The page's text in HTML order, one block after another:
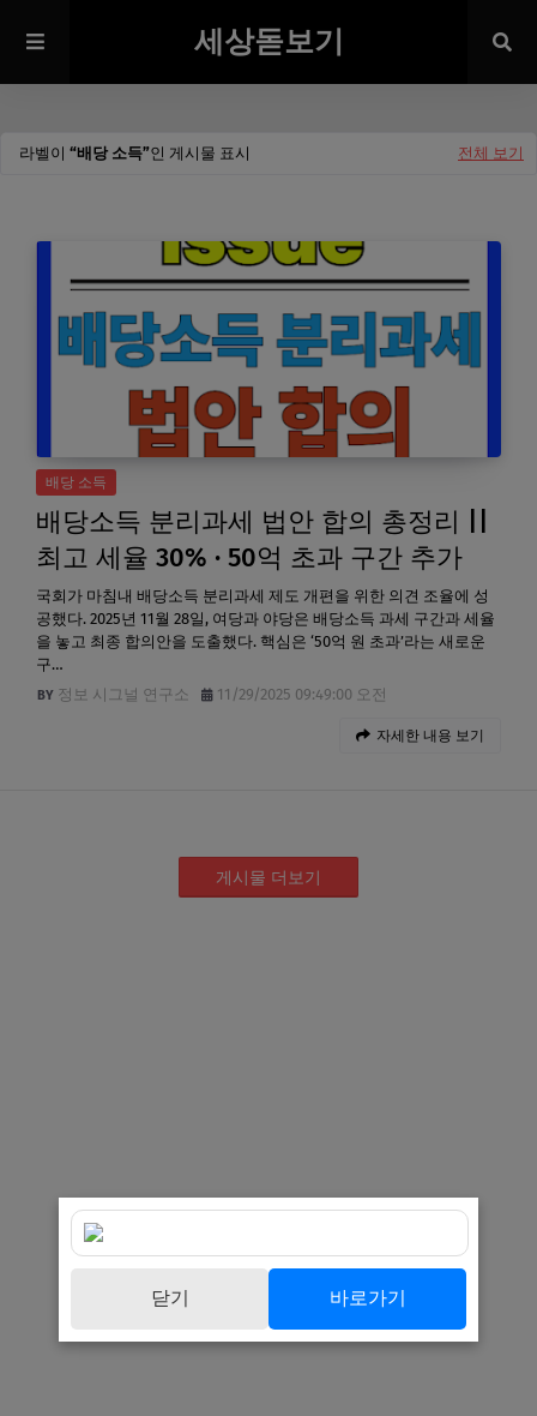
세상돋보기
라벨이 배당 소득 인 게시물 표시 전체 보기
배당 소득
배당소득 분리과세 법안 합의 총정리 ||
최고 세율 30% · 50억 초과 구간 추가
국회가 마침내 배당소득 분리과세 제도 개편을 위한 의견 조율에 성
공했다. 2025년 11월 28일, 여당과 야당은 배당소득 과세 구간과 세율
을 놓고 최종 합의안을 도출했다. 핵심은 ‘50억 원 초과’라는 새로운
구…
정보 시그널 연구소
11/29/2025 09:49:00 오전
자세한 내용 보기
게시물 더보기
닫기 바로가기